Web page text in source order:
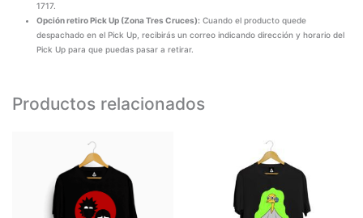
1717.
Opción retiro Pick Up (Zona Tres Cruces): Cuando el producto quede
despachado en el Pick Up, recibirás un correo indicando dirección y horario del
Pick Up para que puedas pasar a retirar.
Productos relacionados